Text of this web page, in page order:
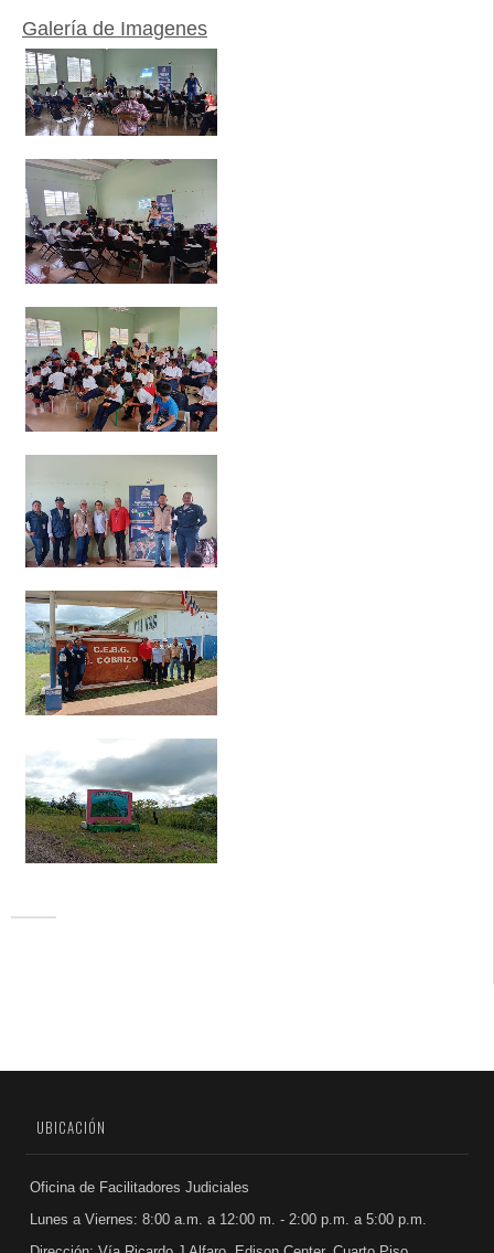
Galería de Imagenes
UBICACIÓN
Oficina de Facilitadores Judiciales
Lunes a Viernes: 8:00 a.m. a 12:00 m. - 2:00 p.m. a 5:00 p.m.